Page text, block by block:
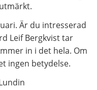
Är du intresserad
Leif Bergkvist tar
in i det hela. Om
ingen betydelse.